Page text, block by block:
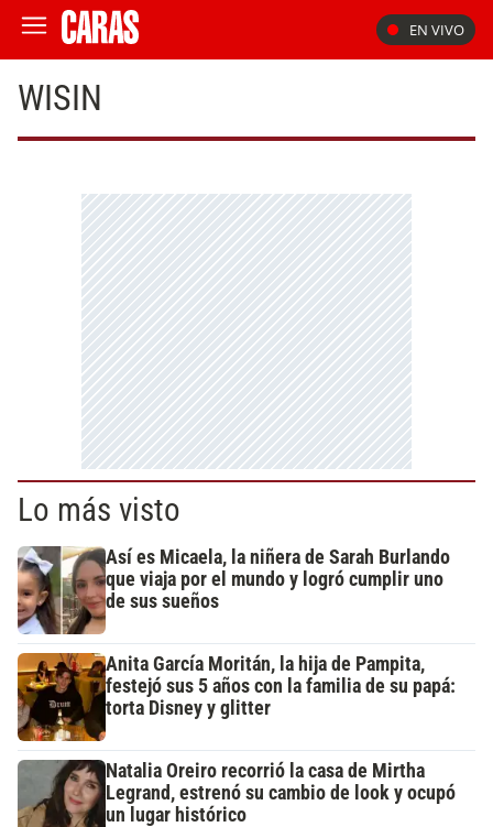
EN VIVO
WISIN
Lo más visto
Así es Micaela, la niñera de Sarah Burlando
que viaja por el mundo y logró cumplir uno
de sus sueños
Anita García Moritán, la hija de Pampita,
festejó sus 5 años con la familia de su papá:
torta Disney y glitter
Natalia Oreiro recorrió la casa de Mirtha
Legrand, estrenó su cambio de look y ocupó
un lugar histórico